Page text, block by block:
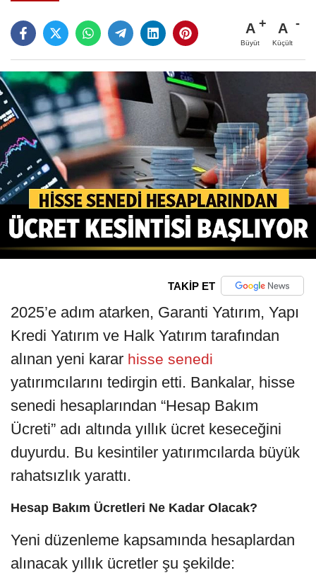
A
Büyüt
A
Küçült
TAKİP ET
2025’e adım atarken, Garanti Yatırım, Yapı
Kredi Yatırım ve Halk Yatırım tarafından
alınan yeni karar hisse senedi
yatırımcılarını tedirgin etti. Bankalar, hisse
senedi hesaplarından “Hesap Bakım
Ücreti” adı altında yıllık ücret keseceğini
duyurdu. Bu kesintiler yatırımcılarda büyük
rahatsızlık yarattı.
Hesap Bakım Ücretleri Ne Kadar Olacak?
Yeni düzenleme kapsamında hesaplardan
alınacak yıllık ücretler şu şekilde: